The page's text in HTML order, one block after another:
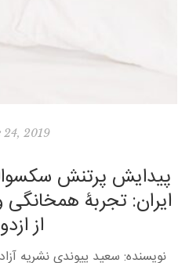
24, 2019
پیدایش پرتنش
ایران: تجربۀ
از